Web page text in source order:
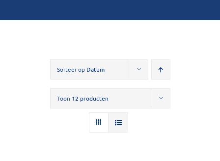
Sorteer op Datum
Toon 12 producten